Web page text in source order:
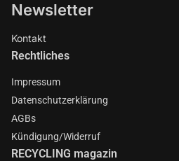
Newsletter
Kontakt
Rechtliches
Impressum
Datenschutzerklärung
AGBs
Kündigung/Widerruf
RECYCLING magazin